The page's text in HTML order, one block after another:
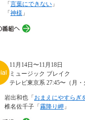
「 言葉にできない 」
「 神様 」
11月14日〜11月18日
ミュージック ブレイク
テレビ東京系 27:45〜（月・
岩出和也「 おまえにやすらぎ
椎名佐千子「 霧降り岬 」